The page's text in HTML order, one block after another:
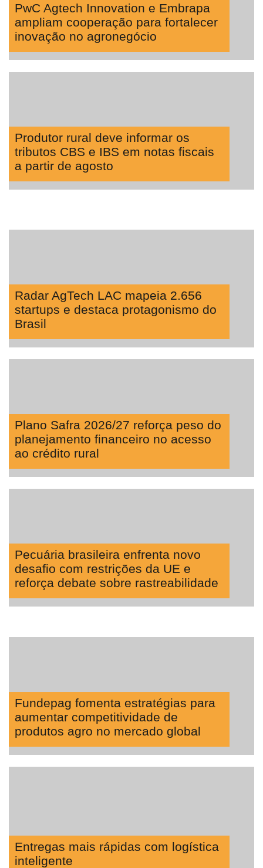
PwC Agtech Innovation e Embrapa
ampliam cooperação para fortalecer
inovação no agronegócio
Produtor rural deve informar os
tributos CBS e IBS em notas fiscais
a partir de agosto
Radar AgTech LAC mapeia 2.656
startups e destaca protagonismo do
Brasil
Plano Safra 2026/27 reforça peso do
planejamento financeiro no acesso
ao crédito rural
Pecuária brasileira enfrenta novo
desafio com restrições da UE e
reforça debate sobre rastreabilidade
Fundepag fomenta estratégias para
aumentar competitividade de
produtos agro no mercado global
Entregas mais rápidas com logística
inteligente